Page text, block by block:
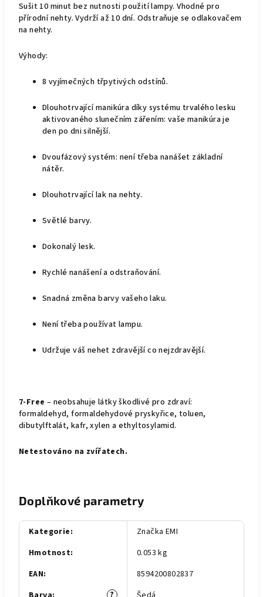
Sušit 10 minut bez nutnosti použití lampy. Vhodné pro
přírodní nehty. Vydrží až 10 dní. Odstraňuje se odlakovačem
na nehty.
Výhody:
8 vyjímečných třpytivých odstínů.
Dlouhotrvající manikúra díky systému trvalého lesku
aktivovaného slunečním zářením: vaše manikúra je
den po dni silnější.
Dvoufázový systém: není třeba nanášet základní
nátěr.
Dlouhotrvající lak na nehty.
Světlé barvy.
Dokonalý lesk.
Rychlé nanášení a odstraňování.
Snadná změna barvy vašeho laku.
Není třeba používat lampu.
Udržuje váš nehet zdravější co nejzdravější.
7-Free – neobsahuje látky škodlivé pro zdraví:
formaldehyd, formaldehydové pryskyřice, toluen,
dibutylftalát, kafr, xylen a ethyltosylamid.
Netestováno na zvířatech.
Doplňkové parametry
Kategorie:
Značka EMI
Hmotnost:
0.053 kg
EAN:
8594200802837
?